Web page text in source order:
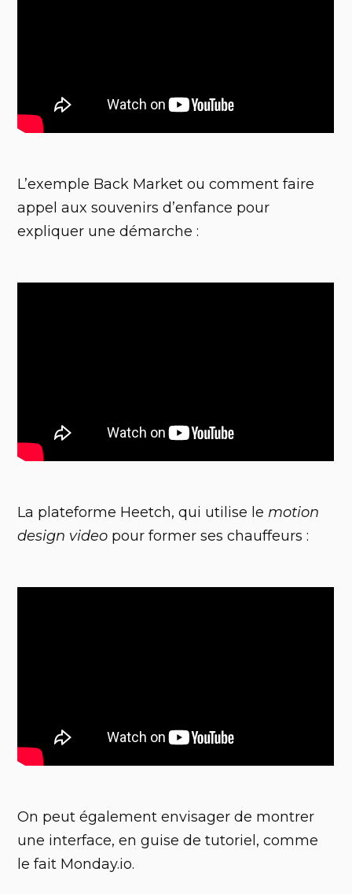
L’exemple Back Market ou comment faire
appel aux souvenirs d’enfance pour
expliquer une démarche :
La plateforme Heetch, qui utilise le motion
design video pour former ses chauffeurs :
On peut également envisager de montrer
une interface, en guise de tutoriel, comme
le fait Monday.io.